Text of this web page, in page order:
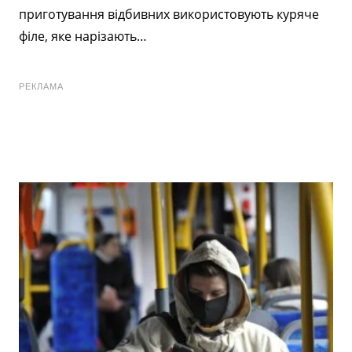
приготування відбивних використовують куряче
філе, яке нарізають…
РЕКЛАМА